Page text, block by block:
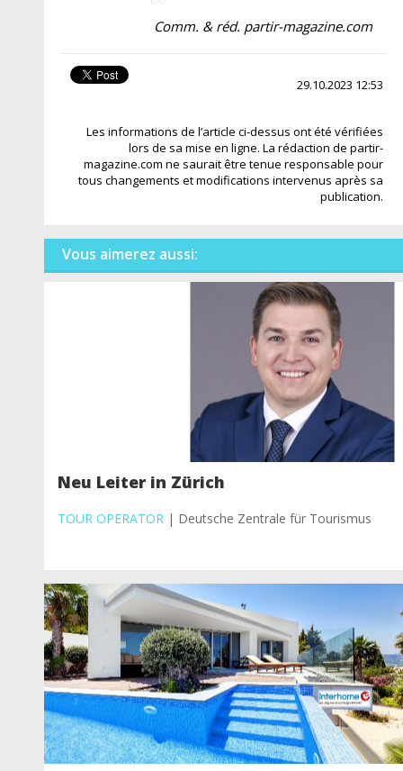
Comm. & réd. partir-magazine.com
29.10.2023 12:53
Les informations de l’article ci-dessus ont été vérifiées
lors de sa mise en ligne. La rédaction de partir-
magazine.com ne saurait être tenue responsable pour
tous changements et modifications intervenus après sa
publication.
Vous aimerez aussi:
Neu Leiter in Zürich
TOUR OPERATOR | Deutsche Zentrale für Tourismus